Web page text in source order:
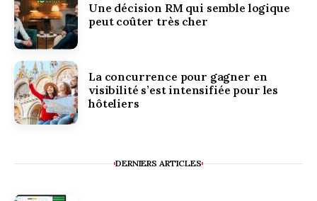
Une décision RM qui semble logique
peut coûter très cher
La concurrence pour gagner en
visibilité s’est intensifiée pour les
hôteliers
DERNIERS ARTICLES